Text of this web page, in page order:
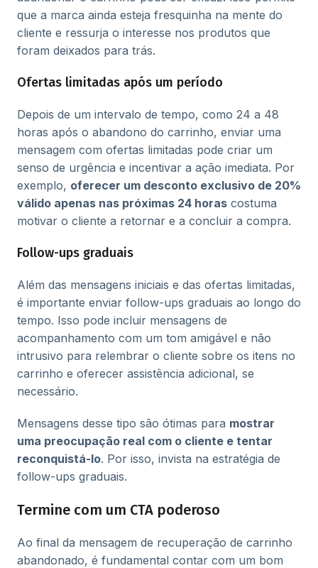
que a marca ainda esteja fresquinha na mente do
cliente e ressurja o interesse nos produtos que
foram deixados para trás.
Ofertas limitadas após um período
Depois de um intervalo de tempo, como 24 a 48
horas após o abandono do carrinho, enviar uma
mensagem com ofertas limitadas pode criar um
senso de urgência e incentivar a ação imediata. Por
exemplo, oferecer um desconto exclusivo de 20%
válido apenas nas próximas 24 horas costuma
motivar o cliente a retornar e a concluir a compra.
Follow-ups graduais
Além das mensagens iniciais e das ofertas limitadas,
é importante enviar follow-ups graduais ao longo do
tempo. Isso pode incluir mensagens de
acompanhamento com um tom amigável e não
intrusivo para relembrar o cliente sobre os itens no
carrinho e oferecer assistência adicional, se
necessário.
Mensagens desse tipo são ótimas para mostrar
uma preocupação real com o cliente e tentar
reconquistá-lo. Por isso, invista na estratégia de
follow-ups graduais.
Termine com um CTA poderoso
Ao final da mensagem de recuperação de carrinho
abandonado, é fundamental contar com um bom